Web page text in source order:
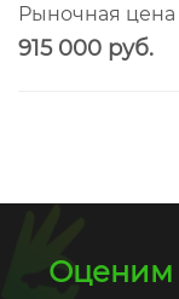
Рыночная цена
915 000 руб.
Оценим